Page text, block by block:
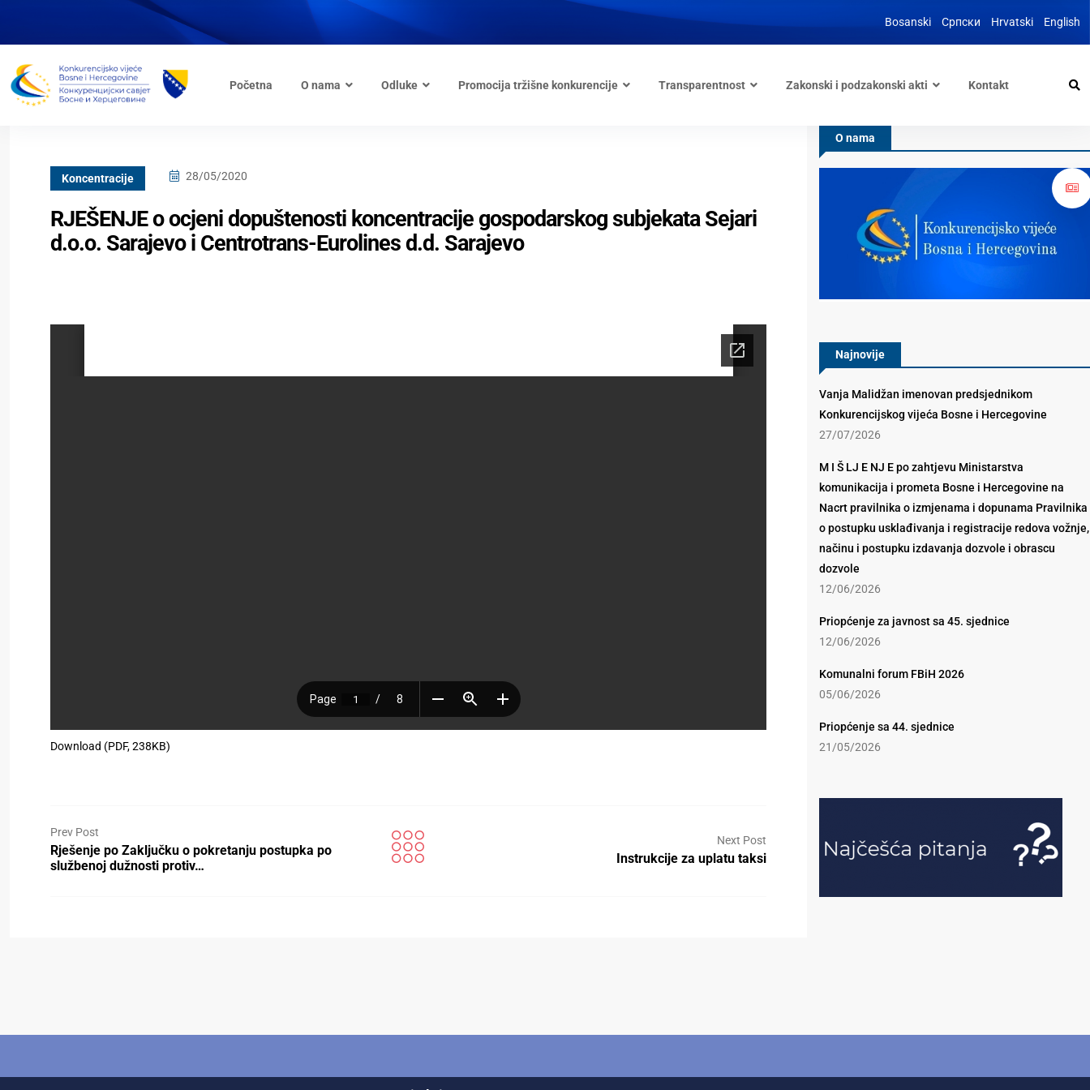
Bosanski Српски Hrvatski English
Početna O nama Odluke Promocija tržišne konkurencije Transparentnost Zakonski i podzakonski akti Kontakt
Koncentracije 28/05/2020
RJEŠENJE o ocjeni dopuštenosti koncentracije gospodarskog subjekata Sejari
d.o.o. Sarajevo i Centrotrans-Eurolines d.d. Sarajevo
Download (PDF, 238KB)
Prev Post
Rješenje po Zaključku o pokretanju postupka po
službenoj dužnosti protiv…
Next Post
Instrukcije za uplatu taksi
O nama
Najnovije
Vanja Malidžan imenovan predsjednikom
Konkurencijskog vijeća Bosne i Hercegovine
27/07/2026
M I Š LJ E NJ E po zahtjevu Ministarstva
komunikacija i prometa Bosne i Hercegovine na
Nacrt pravilnika o izmjenama i dopunama Pravilnika
o postupku usklađivanja i registracije redova vožnje,
načinu i postupku izdavanja dozvole i obrascu
dozvole
12/06/2026
Priopćenje za javnost sa 45. sjednice
12/06/2026
Komunalni forum FBiH 2026
05/06/2026
Priopćenje sa 44. sjednice
21/05/2026